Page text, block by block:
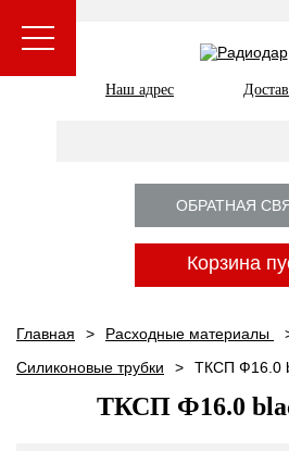
Наш адрес
ОБРАТНАЯ
Корзина
Главная
Расходные материалы
Силиконовые трубки
ТКСП Ф16.0
ТКСП Ф16.0